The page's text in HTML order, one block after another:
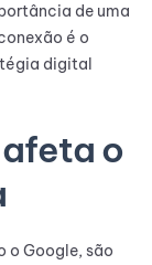
de uma
é o
digital
o
o Google, são